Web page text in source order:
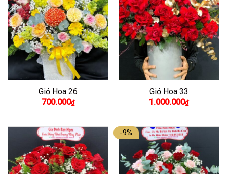
Giỏ Hoa 26
700.000₫
Giỏ Hoa 33
1.000.000₫
-9%